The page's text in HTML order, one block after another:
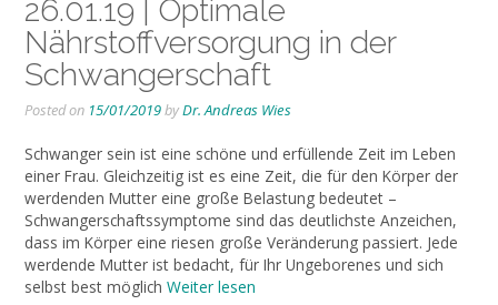
26.01.19 | Optimale
Nährstoffversorgung in der
Schwangerschaft
Posted on 15/01/2019byDr. Andreas Wies
Schwanger sein ist eine schöne und erfüllende Zeit im Leben
einer Frau. Gleichzeitig ist es eine Zeit, die für den Körper der
werdenden Mutter eine große Belastung bedeutet –
Schwangerschaftssymptome sind das deutlichste Anzeichen,
dass im Körper eine riesen große Veränderung passiert. Jede
werdende Mutter ist bedacht, für Ihr Ungeborenes und sich
selbst best möglich Weiter lesen